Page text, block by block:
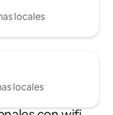
locales
locales